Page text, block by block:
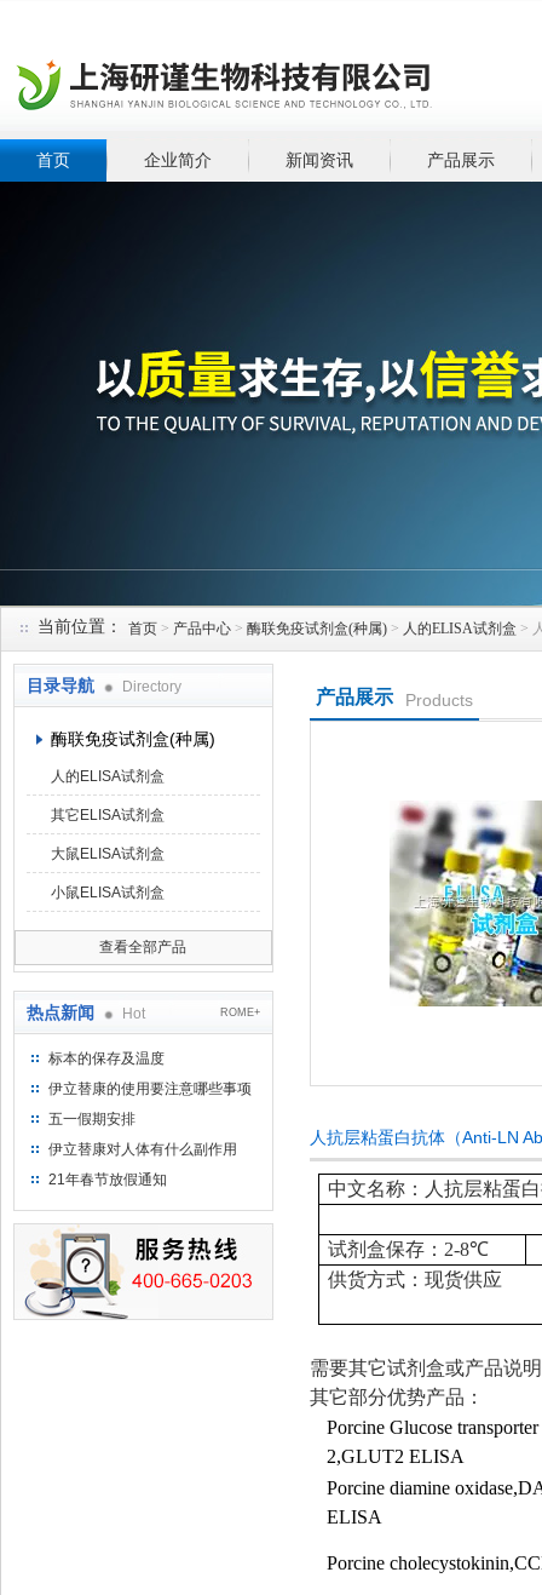
首页 企业简介 新闻资讯 产品展示
当前位置： 首页 > 产品中心 > 酶联免疫试剂盒(种属) > 人的ELISA试剂盒 >
目录导航 Directory
酶联免疫试剂盒(种属)
人的ELISA试剂盒
其它ELISA试剂盒
大鼠ELISA试剂盒
小鼠ELISA试剂盒
查看全部产品
热点新闻 Hot ROME+
标本的保存及温度
伊立替康的使用要注意哪些事项
五一假期安排
伊立替康对人体有什么副作用
21年春节放假通知
产品展示 Products
人抗层粘蛋白抗体（Anti-LN
中文名称：人抗层粘蛋
试剂盒保存： 2-8℃
供货方式：现货供应
需要其它试剂盒或产品说
其它部分优势产品：
Porcine Glucose transporter
2,GLUT2 ELISA
Porcine diamine
ELISA
Porcine